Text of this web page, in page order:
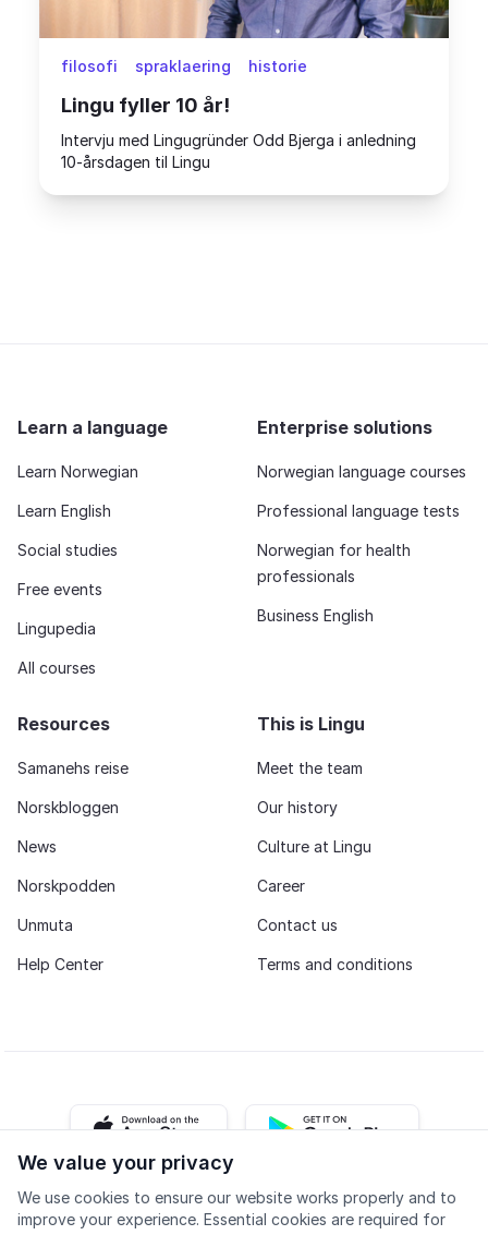
filosofi spraklaering historie
Lingu fyller 10 år!
Intervju med Lingugründer Odd Bjerga i anledning
10-årsdagen til Lingu
We value your privacy
We use cookies to ensure our website works properly and to
improve your experience. Essential cookies are required for
Learn a language
Learn Norwegian
Learn English
Social studies
Free events
Lingupedia
All courses
Enterprise solutions
Norwegian language courses
Professional language tests
Norwegian for health
professionals
Business English
Resources
Samanehs reise
Norskbloggen
News
Norskpodden
Unmuta
Help Center
This is Lingu
Meet the team
Our history
Culture at Lingu
Career
Contact us
Terms and conditions
FacebookInstagram
YoutubeLinkedIn